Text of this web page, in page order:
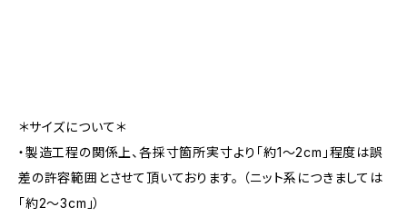
＊サイズについて＊
・製造工程の関係上、各採寸箇所実寸より「約1～2cm」程度は誤
差の許容範囲とさせて頂いております。 （ニット系につきましては
「約2～3cm」）